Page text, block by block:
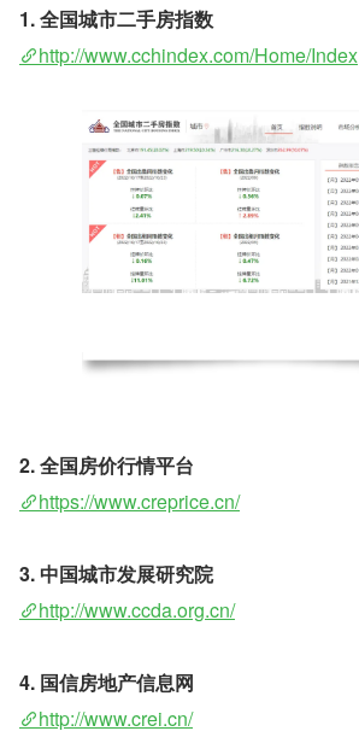
1. 全国城市二手房指数
http://www.cchindex.com/Home/Index
2. 全国房价行情平台
https://www.creprice.cn/
3. 中国城市发展研究院
http://www.ccda.org.cn/
4. 国信房地产信息网
http://www.crei.cn/